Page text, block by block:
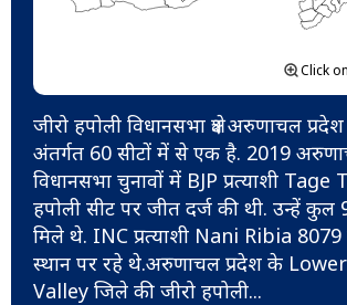
Click
जीरो हपोली विधानसभा क्षेत्र अरुणाचल
अंतर्गत 60 सीटों में से एक है. 2019
विधानसभा चुनावों में BJP प्रत्याशी Tage
हपोली सीट पर जीत दर्ज की थी. उन्हें कुल
मिले थे. INC प्रत्याशी Nani Ribia
स्थान पर रहे थे.अरुणाचल प्रदेश के
Valley जिले की जीरो हपोली...